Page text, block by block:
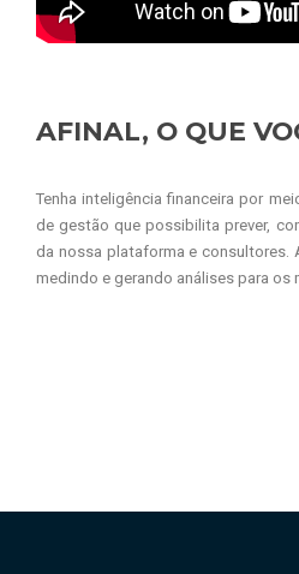
AFINAL, O QUE
Tenha inteligência financeira por
de gestão que possibilita prever,
da nossa plataforma e consultores.
medindo e gerando análises para os